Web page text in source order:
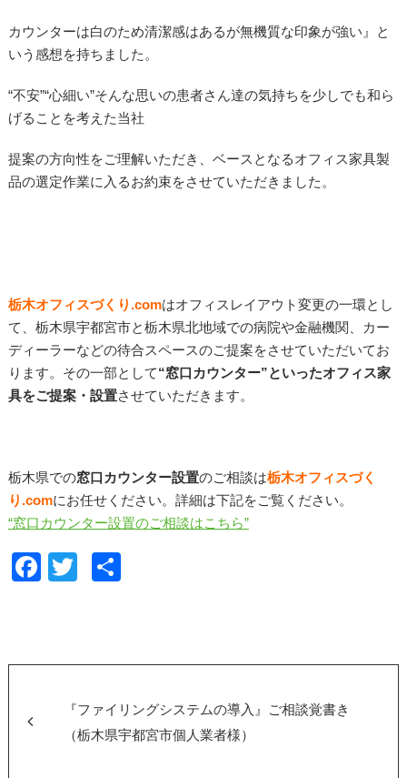
カウンターは白のため清潔感はあるが無機質な印象が強い』と
いう感想を持ちました。
“不安”“心細い”そんな思いの患者さん達の気持ちを少しでも和ら
げることを考えた当社
提案の方向性をご理解いただき、ベースとなるオフィス家具製
品の選定作業に入るお約束をさせていただきました。
栃木オフィスづくり.comはオフィスレイアウト変更の一環とし
て、栃木県宇都宮市と栃木県北地域での病院や金融機関、カー
ディーラーなどの待合スペースのご提案をさせていただいてお
ります。その一部として“窓口カウンター”といったオフィス家
具をご提案・設置させていただきます。
栃木県での窓口カウンター設置のご相談は栃木オフィスづく
り .comにお任せください。詳細は下記をご覧ください。
“窓口カウンター設置のご相談はこちら”
F
『ファイリングシステムの導入』ご相談覚書き
（栃木県宇都宮市個人業者様）